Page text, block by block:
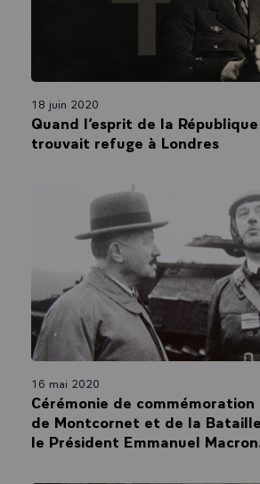
18 juin 2020
Quand l’esprit de la
trouvait refuge à Londres
16 mai 2020
Cérémonie de
de Montcornet et de la
le Président Emmanuel Macron.